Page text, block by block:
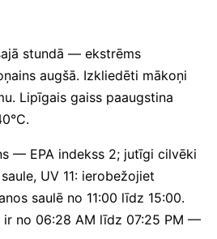
stundā — ekstrēms
augšā. Izkliedēti mākoņi
Lipīgais gaiss paaugstina
— EPA indekss 2; jutīgi cilvēki
UV 11: ierobežojiet
saulē no 11:00 līdz 15:00.
ir no 06:28 AM līdz 07:25 PM —